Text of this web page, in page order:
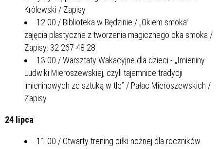
Królewski / Zapisy
12.00 / Biblioteka w Będzinie / „Okiem smoka”
zajęcia plastyczne z tworzenia magicznego oka smoka /
Zapisy: 32 267 48 28
13.00 / Warsztaty Wakacyjne dla dzieci - „Imieniny
Ludwiki Mieroszewskiej, czyli tajemnice tradycji
imieninowych ze sztuką w tle” / Pałac Mieroszewskich /
Zapisy
24 lipca
11.00 / Otwarty trening piłki nożnej dla roczników